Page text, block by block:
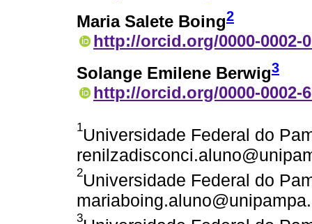
Maria Salete Boing2
http://orcid.org/0000-0002-
Solange Emilene Berwig3
http://orcid.org/0000-0002-
1Universidade Federal do
2Universidade Federal do
3